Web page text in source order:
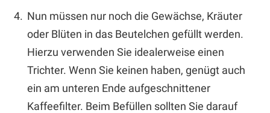
Nun müssen nur noch die Gewächse, Kräuter
oder Blüten in das Beutelchen gefüllt werden.
Hierzu verwenden Sie idealerweise einen
Trichter. Wenn Sie keinen haben, genügt auch
ein am unteren Ende aufgeschnittener
Kaffeefilter. Beim Befüllen sollten Sie darauf